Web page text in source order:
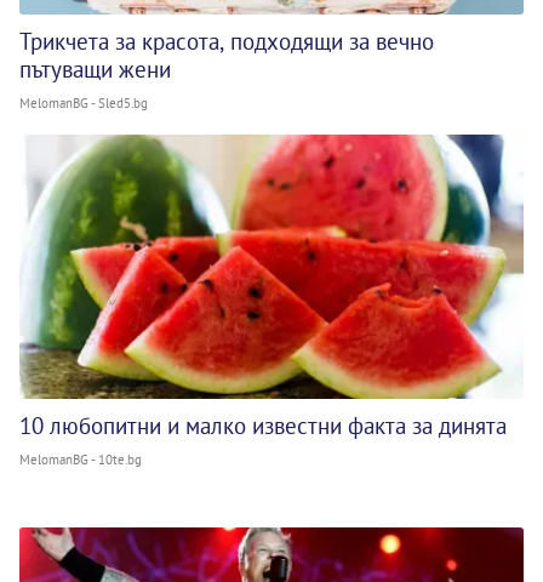
Трикчета за красота, подходящи за вечно
пътуващи жени
MelomanBG - Sled5.bg
10 любопитни и малко известни факта за динята
MelomanBG - 10te.bg